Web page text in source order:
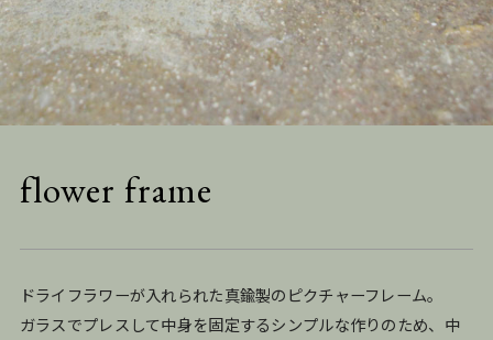
flower frame
ドライフラワーが入れられた真鍮製のピクチャーフレーム。
ガラスでプレスして中身を固定するシンプルな作りのため、中